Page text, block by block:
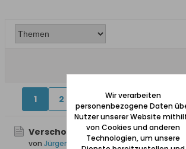
1 2 5 6
Verschoben: Probleme mit
von Jürgen_W
Wir verarbeiten
personenbezogene Daten
Nutzer unserer Website
von Cookies und anderen
Technologien, um unsere